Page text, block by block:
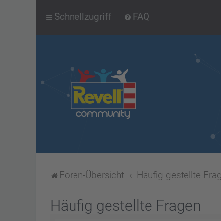
Schnellzugriff FAQ
Foren-Übersicht Häufig gestellte
Häufig gestellte Fragen